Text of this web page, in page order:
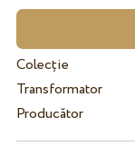
Colecție
Transformator
Producător